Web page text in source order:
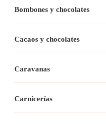
Bombones y chocolates
Cacaos y chocolates
Caravanas
Carnicerías